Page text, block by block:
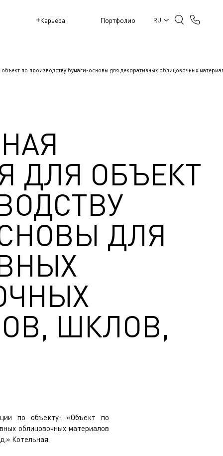
Карьера Портфолио RU
объект по производству бумаги-основы для декоративных облицовочных
ДЛЯ ОБЪЕКТ
ДЛЯ
ШКЛОВ,
по объекту: «Объект по
облицовочных материалов
Котельная.